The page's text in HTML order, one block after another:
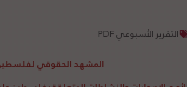
التقرير الأسبوعي PDF
المشهد الحقوقي